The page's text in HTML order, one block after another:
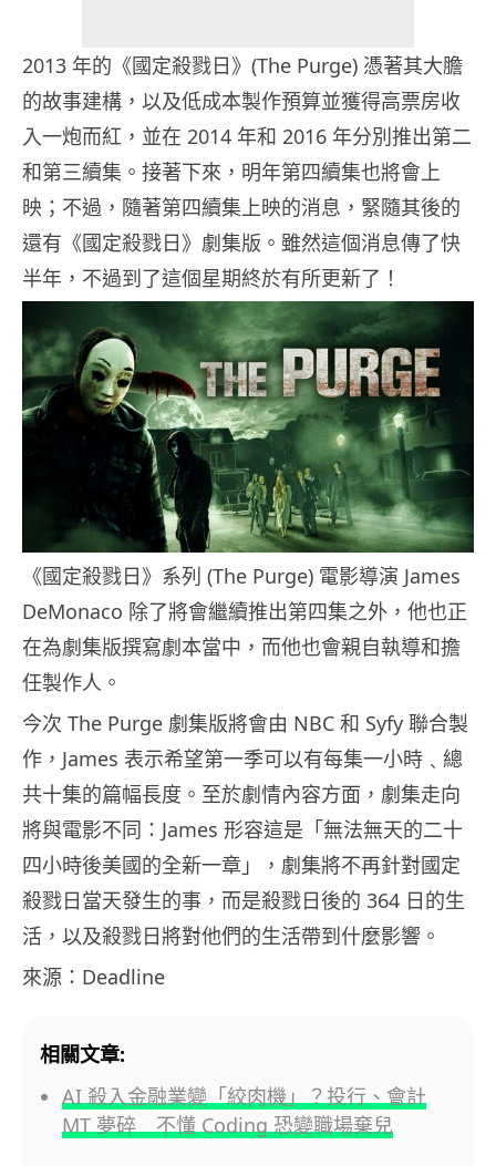
2013 年的《國定殺戮日》(The Purge) 憑著其大膽
的故事建構，以及低成本製作預算並獲得高票房收
入一炮而紅，並在 2014 年和 2016 年分別推出第二
和第三續集。接著下來，明年第四續集也將會上
映；不過，隨著第四續集上映的消息，緊隨其後的
還有《國定殺戮日》劇集版。雖然這個消息傳了快
半年，不過到了這個星期終於有所更新了！
《國定殺戮日》系列 (The Purge) 電影導演 James
DeMonaco 除了將會繼續推出第四集之外，他也正
在為劇集版撰寫劇本當中，而他也會親自執導和擔
任製作人。
今次 The Purge 劇集版將會由 NBC 和 Syfy 聯合製
作，James 表示希望第一季可以有每集一小時﹑總
共十集的篇幅長度。至於劇情內容方面，劇集走向
將與電影不同：James 形容這是「無法無天的二十
四小時後美國的全新一章」，劇集將不再針對國定
殺戮日當天發生的事，而是殺戮日後的 364 日的生
活，以及殺戮日將對他們的生活帶到什麼影響。
來源：Deadline
相關文章:
AI 殺入金融業變「絞肉機」？投行、會計
MT 夢碎 不懂 Coding 恐變職場棄兒